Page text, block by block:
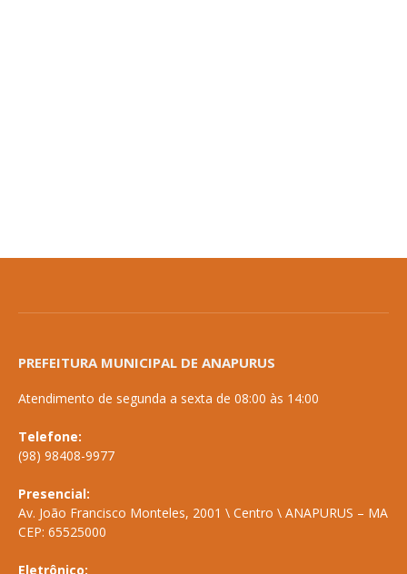
PREFEITURA MUNICIPAL DE ANAPURUS
Atendimento de segunda a sexta de 08:00 às 14:00
Telefone:
(98) 98408-9977
Presencial:
Av. João Francisco Monteles, 2001 \ Centro \ ANAPURUS – MA
CEP: 65525000
Eletrônico: